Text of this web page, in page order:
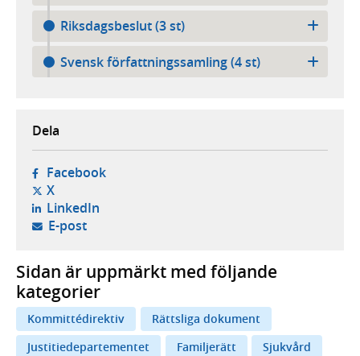
Riksdagsbeslut (3 st)
Svensk författningssamling (4 st)
Dela
Facebook- öppnas i ny flik, extern webbplats,
X- öppnas i ny flik, extern webbplats,
LinkedIn- öppnas i ny flik, extern webbplats,
E-post- öppnar din e-postklient,
Sidan är uppmärkt med följande
kategorier
Kommittédirektiv
Rättsliga dokument
Justitiedepartementet
Familjerätt Sjukvård